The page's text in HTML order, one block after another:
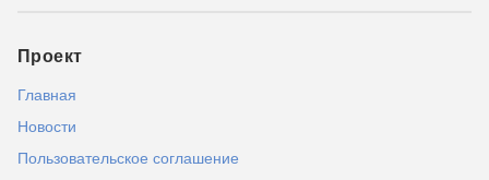
Проект
Главная
Новости
Пользовательское соглашение